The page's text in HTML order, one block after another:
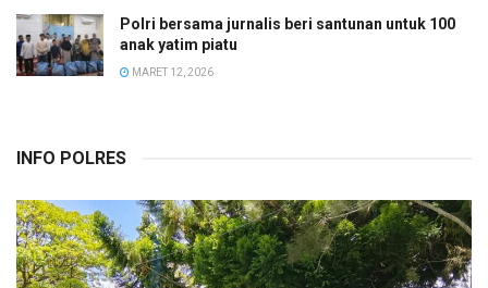
Polri bersama jurnalis beri santunan untuk 100
anak yatim piatu
MARET 12, 2026
INFO POLRES